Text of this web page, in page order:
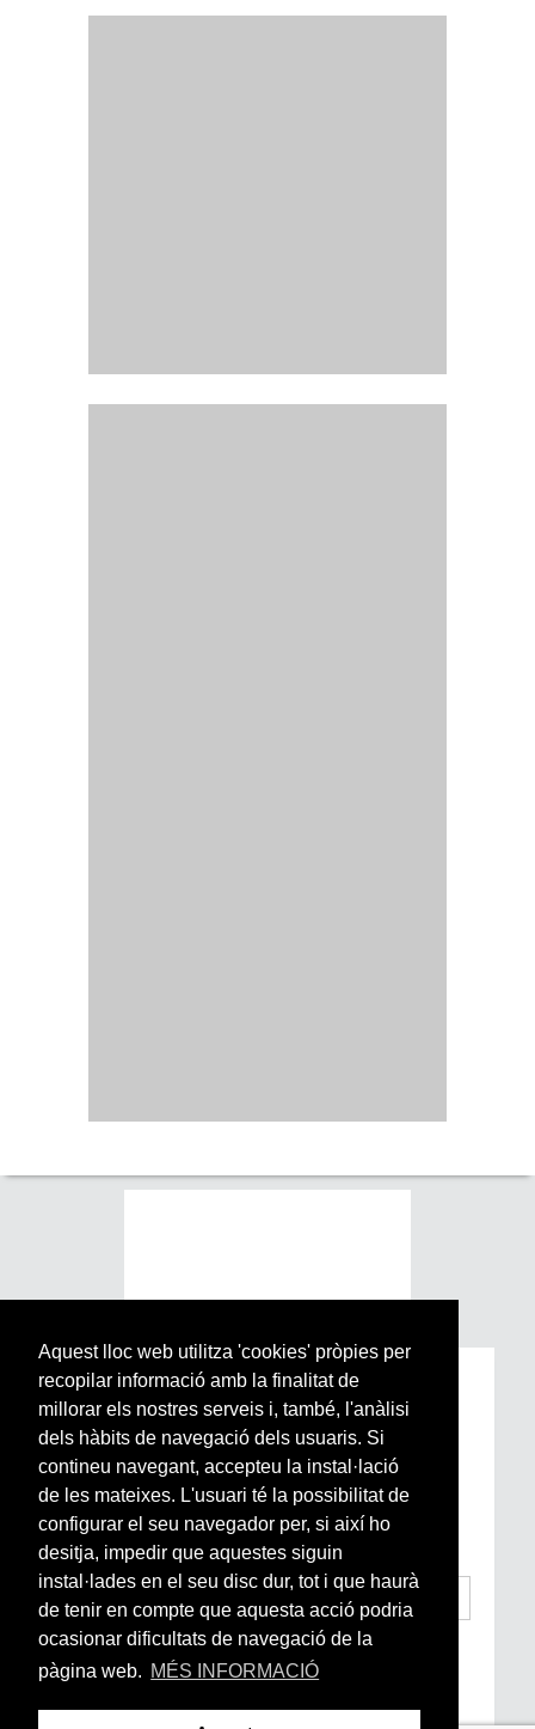
Aquest lloc web utilitza 'cookies' pròpies per
recopilar informació amb la finalitat de
millorar els nostres serveis i, també, l'anàlisi
dels hàbits de navegació dels usuaris. Si
contineu navegant, accepteu la instal·lació
de les mateixes. L'usuari té la possibilitat de
configurar el seu navegador per, si així ho
desitja, impedir que aquestes siguin
instal·lades en el seu disc dur, tot i que haurà
de tenir en compte que aquesta acció podria
ocasionar dificultats de navegació de la
pàgina web. MÉS INFORMACIÓ
Subscriu-te a la nostra
Newsletter setmanal
Si vols estar al dia de l’actualitat del món
Arrels, la ràdio, els videos i el mercat
subscriu-te aquí
He llegit i accepto laCondicions Generals
d’Accés i Ús i Política de Privacitat